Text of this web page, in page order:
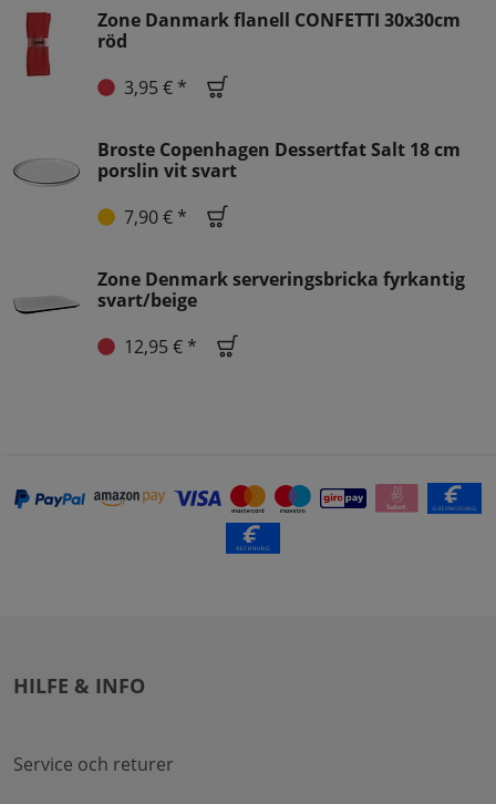
Zone Danmark flanell CONFETTI 30x30cm
röd
3,95 € *
Broste Copenhagen Dessertfat Salt 18 cm
porslin vit svart
7,90 € *
Zone Denmark serveringsbricka fyrkantig
svart/beige
12,95 € *
HILFE & INFO
Service och returer